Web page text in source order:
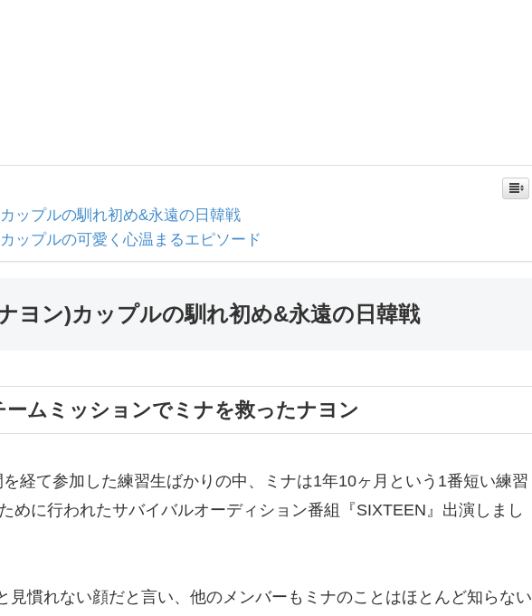
ップルの馴れ初め&永遠の日韓戦
ップルの可愛く心温まるエピソード
ヨン)カップルの馴れ初め&永遠の日韓戦
ームミッションでミナを救ったナヨン
経て参加した練習生ばかりの中、ミナは1年10ヶ月という1番短い練習
めに行われたサバイバルオーディション番組『SIXTEEN』出演しまし
見慣れない顔だと言い、他のメンバーもミナのことはほとんど知らない